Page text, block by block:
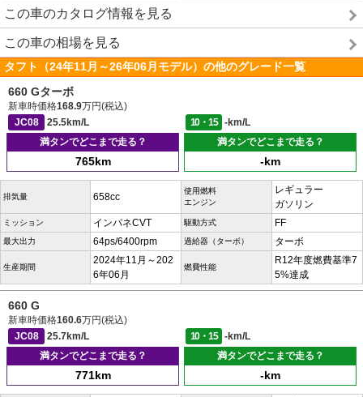
この車のカタログ情報を見る
この車の相場を見る
タフト（24年11月～26年06月モデル）の他のグレード一覧
660 Gターボ
新車時価格168.9万円(税込)
JC08
25.5km/L 10・15
-km/L
満タンでどこまで走る？
765km
満タンでどこまで走る？
-km
排気量 658cc
使用燃料
エンジン
レギュラー
ガソリン
ミッション インパネCVT 駆動方式 FF
最大出力 64ps/6400rpm 過給器（ターボ） ターボ
生産期間
2024年11月～202
6年06月
燃費性能
R12年度燃費基準7
5%達成
660 G
新車時価格160.6万円(税込)
JC08
25.7km/L 10・15
-km/L
満タンでどこまで走る？
771km
満タンでどこまで走る？
-km